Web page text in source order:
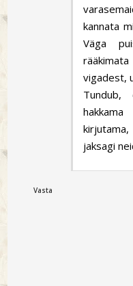
kannata
Väga
vigadest,
Tundub,
jaksagi
Vasta